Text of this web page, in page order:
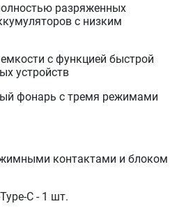
разряженных
с низким
с функцией быстрой
устройств
фонарь с тремя режимами
контактами и блоком
C - 1 шт.